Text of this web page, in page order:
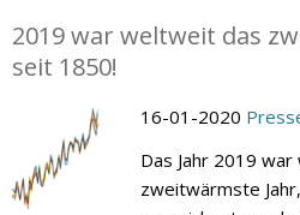
2019 war weltweit das
seit 1850!
16-01-2020
Das Jahr 2019
zweitwärmste